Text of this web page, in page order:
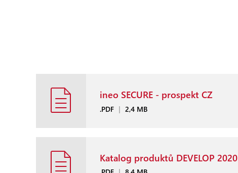
ineo SECURE - prospekt CZ
.PDF | 2,4 MB
Katalog produktů DEVELOP 2020